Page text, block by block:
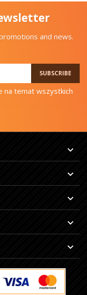
and news.
na temat wszystkich




